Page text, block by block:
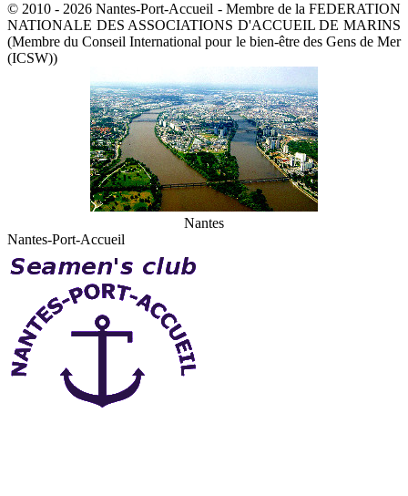
© 2010 - 2026 Nantes-Port-Accueil - Membre de la FEDERATION
NATIONALE DES ASSOCIATIONS D'ACCUEIL DE MARINS
(Membre du Conseil International pour le bien-être des Gens de Mer
(ICSW))
Nantes
Nantes-Port-Accueil